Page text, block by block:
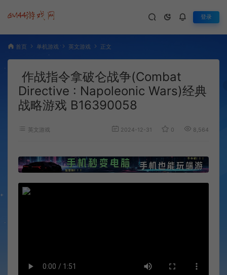
登录
首页 单机游戏 英文游戏 正文
作战指令拿破仑战争(Combat
Directive : Napoleonic Wars)经典
战略游戏 B16390058
英文游戏 2024-12-31 0 8,564